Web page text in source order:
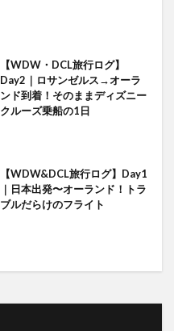
【WDW・DCL旅行ログ】
Day2｜ロサンゼルス→オーラ
ンド到着！そのままディズニー
クルーズ乗船の1日
【WDW&DCL旅行ログ】Day1
｜日本出発〜オーランド！トラ
ブルだらけのフライト